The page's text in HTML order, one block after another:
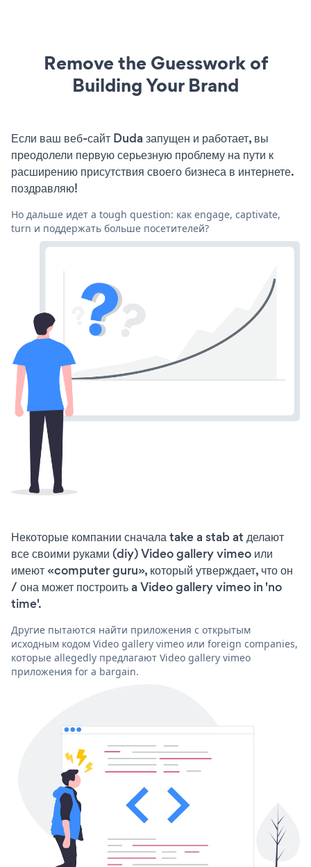
Remove the Guesswork of
Building Your Brand
Если ваш веб-сайт Duda запущен и работает, вы
преодолели первую серьезную проблему на пути к
расширению присутствия своего бизнеса в интернете.
поздравляю!
Но дальше идет a tough question: как engage, captivate,
turn и поддержать больше посетителей?
Некоторые компании сначала take a stab at делают
все своими руками (diy) Video gallery vimeo или
имеют «computer guru», который утверждает, что он
/ она может построить a Video gallery vimeo in 'no
time'.
Другие пытаются найти приложения с открытым
исходным кодом Video gallery vimeo или foreign companies,
которые allegedly предлагают Video gallery vimeo
приложения for a bargain.